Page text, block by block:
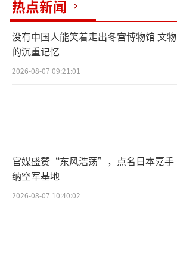
热点新闻
没有中国人能笑着走出冬宫博物馆 文物
的沉重记忆
2026-08-07 09:21:01
官媒盛赞“东风浩荡”，点名日本嘉手
纳空军基地
2026-08-07 10:40:02